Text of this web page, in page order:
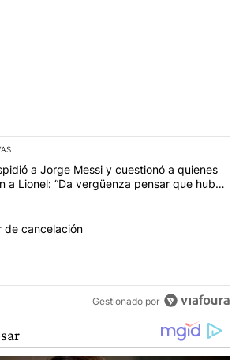
los artículos con más comentarios en los
con el título "Milei despidió a Jorge
a Jorge Messi y cuestionó a quienes
a Lionel: “Da vergüenza pensar que hubo
con el título "Canciller de cancelación"
de cancelación
Gestionado por